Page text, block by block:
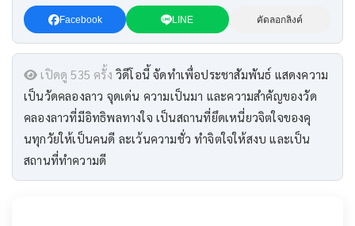
Facebook LINE คัดลอกลิงค์
เปิดดู 535 ครั้ง วิดีโอนี้ จัดทำเพื่อประชาสัมพันธ์ แสดงความ
เป็นวัดคลองลาว จุดเด่น ความเป็นมา และความสำคัญของวัด
คลองลาวที่มีอิทธิพลทางใจ เป็นสถานที่ยึดเหนี่ยวจิตใจของคุ
นทุกวัยให้เป็นคนดี ละเว้นความชั่ว ทำจิตใจให้สงบ และเป็น
สถานที่ทำความดี